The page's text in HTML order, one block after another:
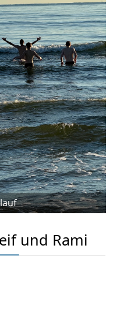
und Rami